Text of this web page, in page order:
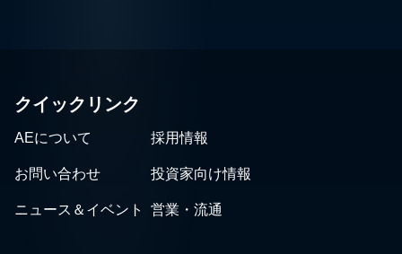
クイックリンク
AEについて 採用情報
お問い合わせ 投資家向け情報
ニュース＆イベント 営業・流通